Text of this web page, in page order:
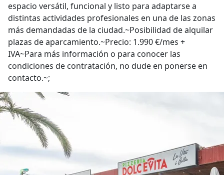
espacio versátil, funcional y listo para adaptarse a
distintas actividades profesionales en una de las zonas
más demandadas de la ciudad.~Posibilidad de alquilar
plazas de aparcamiento.~Precio: 1.990 €/mes +
IVA~Para más información o para conocer las
condiciones de contratación, no dude en ponerse en
contacto.~;